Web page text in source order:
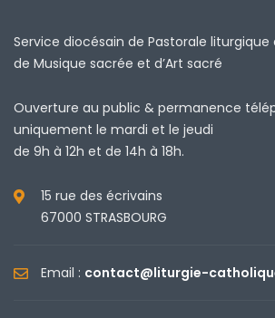
Service diocésain de Pastorale
de Musique sacrée et d’Art sacré
Ouverture au public & permanence
uniquement le mardi et le jeudi
de 9h à 12h et de 14h à 18h.
15 rue des écrivains
67000 STRASBOURG
Email : contact@liturgie-